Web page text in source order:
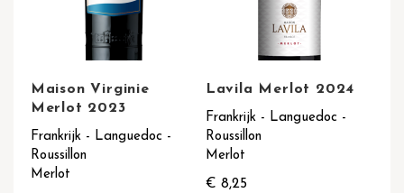
Maison Virginie
Merlot 2023
Frankrijk - Languedoc -
Roussillon
Merlot
Lavila Merlot 2024
Frankrijk - Languedoc -
Roussillon
Merlot
€ 8,25